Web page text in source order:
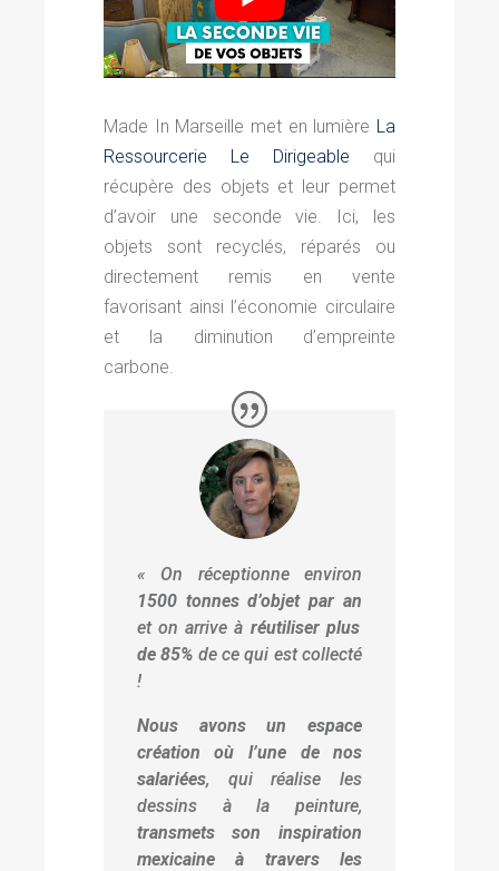
Made In Marseille met en lumière La
Ressourcerie Le Dirigeable qui
récupère des objets et leur permet
d’avoir une seconde vie. Ici, les
objets sont recyclés, réparés ou
directement remis en vente
favorisant ainsi l’économie circulaire
et la diminution d’empreinte
carbone.
« On réceptionne environ
1500 tonnes d’objet par an
et on arrive à réutiliser plus
de 85% de ce qui est collecté
!
Nous avons un espace
création où l’une de nos
salariées, qui réalise les
dessins à la peinture,
transmets son inspiration
mexicaine à travers les